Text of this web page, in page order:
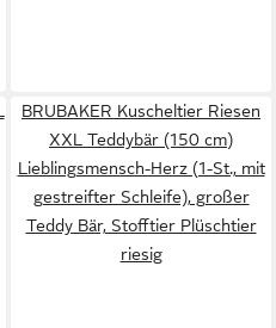
BRUBAKER Kuscheltier Riesen
XXL Teddybär (150 cm)
Lieblingsmensch-Herz (1-St., mit
gestreifter Schleife), großer
Teddy Bär, Stofftier Plüschtier
riesig